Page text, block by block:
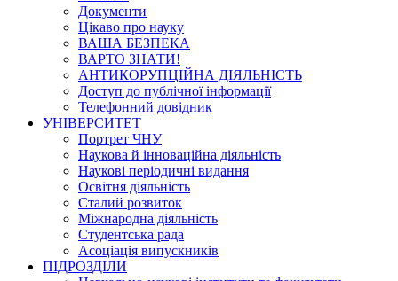
Документи
Цікаво про науку
ВАША БЕЗПЕКА
ВАРТО ЗНАТИ!
АНТИКОРУПЦІЙНА ДІЯЛЬНІСТЬ
Доступ до публічної інформації
Телефонний довідник
УНІВЕРСИТЕТ
Портрет ЧНУ
Наукова й інноваційна діяльність
Наукові періодичні видання
Освітня діяльність
Сталий розвиток
Міжнародна діяльність
Студентська рада
Асоціація випускників
ПІДРОЗДІЛИ